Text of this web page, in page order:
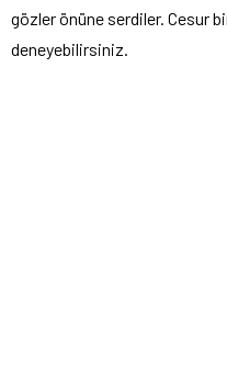
gözler önüne serdiler. Cesur
deneyebilirsiniz.